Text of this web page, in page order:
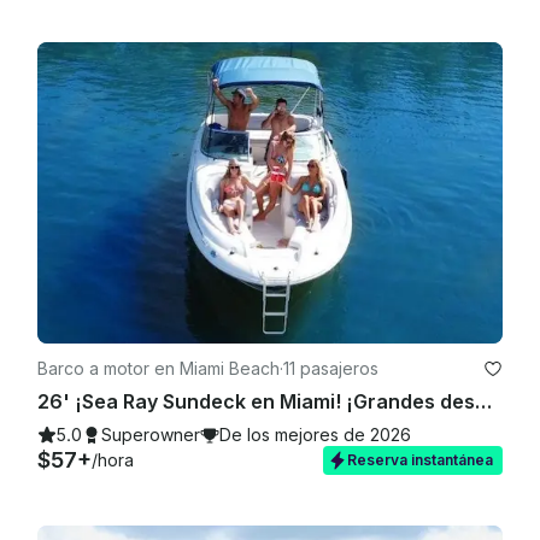
de combustible y de capitán con licencia están incluidos en
la reserva, sin gastos adicionales.
Podemos proporcionar detalles de estacionamiento cercano
a pedido. Hay un estacionamiento cercano y es muy fácil de
encontrar.
encantados de atenderle siempre que sea posible!
Barco a motor en Miami Beach·11 pasajeros
26' ¡Sea Ray Sundeck en Miami! ¡Grandes descuentos entre semana
5.0 Superowner De los mejores de 2026
$57+/hora Reserva instantánea